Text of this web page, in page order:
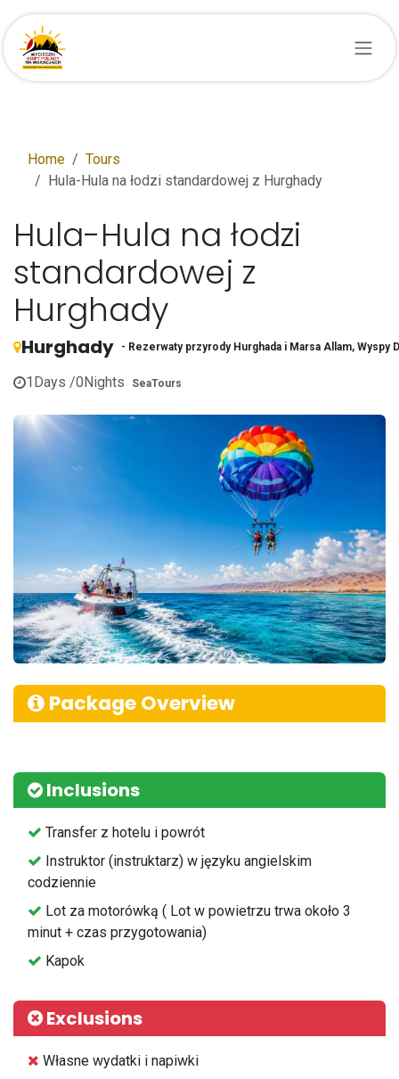
Przejdź do zawartości
Home
Tours
Hula-Hula na łodzi standardowej z Hurghady
Hula-Hula na łodzi
standardowej z
Hurghady
Hurghady - Rezerwaty przyrody Hurghada i Marsa Allam,
1Days /0Nights SeaTours
Package Overview
Inclusions
⁠Transfer z hotelu i powrót
⁠Instruktor (instruktarz) w języku angielskim
codziennie
Lot za motorówką ( Lot w powietrzu trwa około 3
minut + czas przygotowania)
⁠Kapok
Exclusions
⁠Własne wydatki i napiwki